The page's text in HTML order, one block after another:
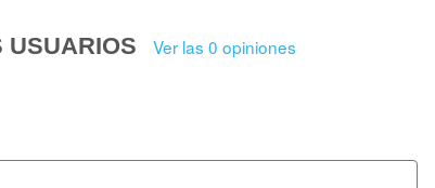
USUARIOS Ver las 0 opiniones